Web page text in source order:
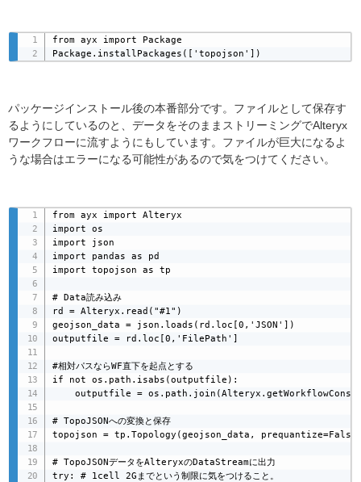
from ayx import Package
Package.installPackages(['topojson'])
パッケージインストール後の本番部分です。ファイルとして保存す
るようにしているのと、データをそのままストリーミングでAlteryx
ワークフローに流すようにもしています。ファイルが巨大になるよ
うな場合はエラーになる可能性があるので気をつけてください。
from ayx import Alteryx
import os
import json
import pandas as pd
import topojson as tp
# Data読み込み
rd = Alteryx.read("#1")
geojson_data = json.loads(rd.loc[0,'JSON'])
outputfile = rd.loc[0,'FilePath']
#相対パスならWF直下を起点とする
if not os.path.isabs(outputfile):
outputfile =
# TopoJSONへの変換と保存
topojson = tp.Topology(geojson_data,
# TopoJSONデータをAlteryxのDataStreamに出力
try: # 1cell 2Gまでという制限に気をつけること。